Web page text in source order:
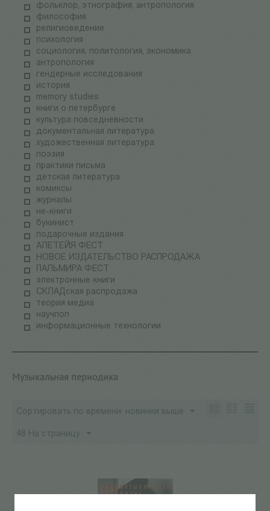
фольклор, этнография, антропология
философия
религиоведение
психология
социология, политология, экономика
антропология
гендерные исследования
история
memory studies
книги о петербурге
культура повседневности
документальная литература
художественная литература
поэзия
практики письма
детская литература
комиксы
журналы
не-книги
букинист
подарочные издания
АЛЕТЕЙЯ ФЕСТ
НОВОЕ ИЗДАТЕЛЬСТВО РАСПРОДАЖА
ПАЛЬМИРА ФЕСТ
электронные книги
СКЛАДская распродажа
теория медиа
научпоп
информационные технологии
Музыкальная периодика
Сортировать по времени: новинки выше
48 На страницу